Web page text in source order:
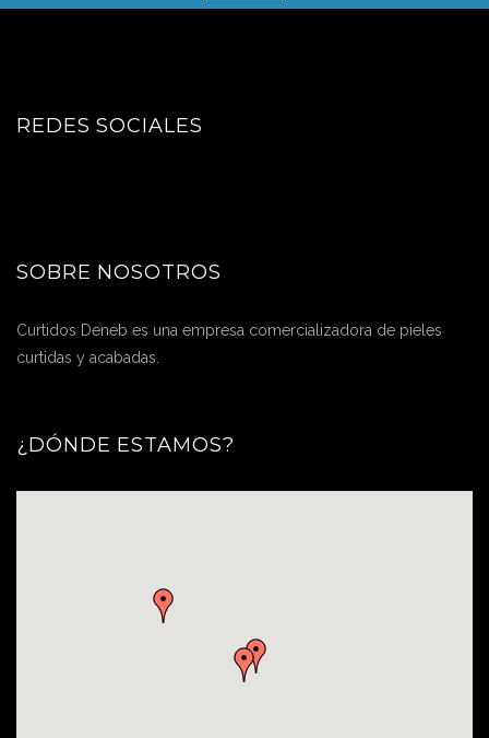
REDES SOCIALES
SOBRE NOSOTROS
Curtidos Deneb es una empresa comercializadora de pieles
curtidas y acabadas.
¿DÓNDE ESTAMOS?